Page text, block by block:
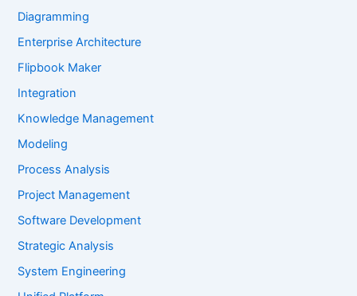
Diagramming
Enterprise Architecture
Flipbook Maker
Integration
Knowledge Management
Modeling
Process Analysis
Project Management
Software Development
Strategic Analysis
System Engineering